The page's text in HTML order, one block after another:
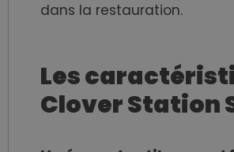
dans la restauration.
Les
Clover Station